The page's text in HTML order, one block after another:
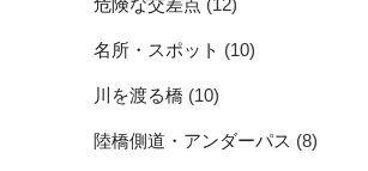
名所・スポット (10)
川を渡る橋 (10)
陸橋側道・アンダーパス (8)